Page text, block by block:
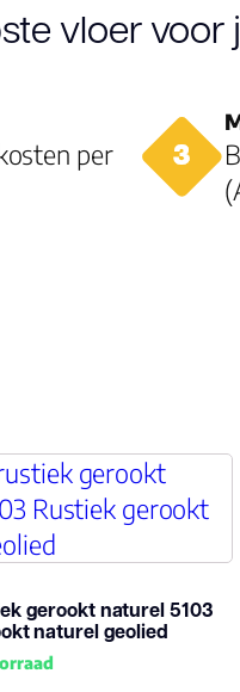
vloer voor
per
gerookt naturel 5103
naturel geolied